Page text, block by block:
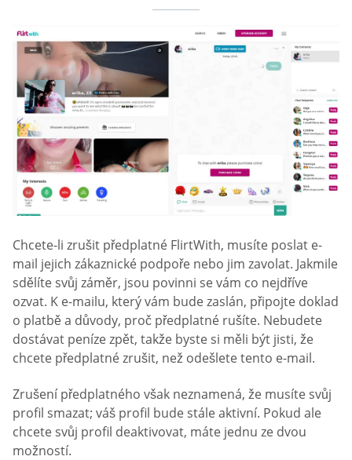
Chcete-li zrušit předplatné FlirtWith, musíte poslat e-
mail jejich zákaznické podpoře nebo jim zavolat. Jakmile
sdělíte svůj záměr, jsou povinni se vám co nejdříve
ozvat. K e-mailu, který vám bude zaslán, připojte doklad
o platbě a důvody, proč předplatné rušíte. Nebudete
dostávat peníze zpět, takže byste si měli být jisti, že
chcete předplatné zrušit, než odešlete tento e-mail.
Zrušení předplatného však neznamená, že musíte svůj
profil smazat; váš profil bude stále aktivní. Pokud ale
chcete svůj profil deaktivovat, máte jednu ze dvou
možností.